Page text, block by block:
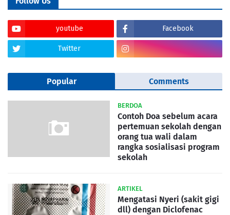
youtube Facebook
Twitter
Popular Comments
BERDOA
Contoh Doa sebelum acara
pertemuan sekolah dengan
orang tua wali dalam
rangka sosialisasi program
sekolah
ARTIKEL
Mengatasi Nyeri (sakit gigi
dll) dengan Diclofenac